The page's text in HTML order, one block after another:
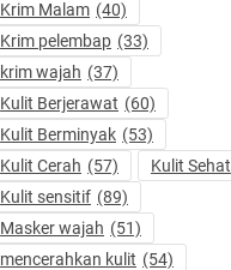
Krim Malam (40)
Krim pelembap (33)
krim wajah (37)
Kulit Berjerawat (60)
Kulit Berminyak (53)
Kulit Cerah (57) Kulit Sehat
Kulit sensitif (89)
Masker wajah (51)
mencerahkan kulit (54)